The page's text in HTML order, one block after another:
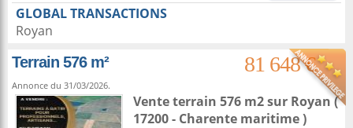
GLOBAL TRANSACTIONS
Royan
Terrain 576 m²
81 648 €
Annonce du 31/03/2026.
Vente terrain 576 m2sur Royan(
17200 - Charente maritime )